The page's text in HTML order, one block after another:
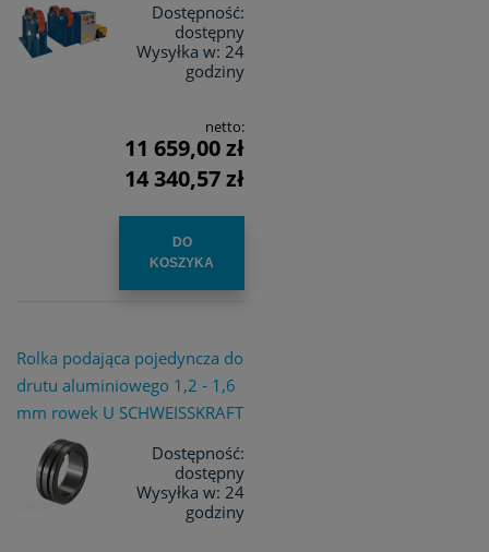
Dostępność:
dostępny
Wysyłka w: 24
godziny
netto:
11 659,00 zł
14 340,57 zł
DO
KOSZYKA
Rolka podająca pojedyncza do
drutu aluminiowego 1,2 - 1,6
mm rowek U SCHWEISSKRAFT
Dostępność:
dostępny
Wysyłka w: 24
godziny